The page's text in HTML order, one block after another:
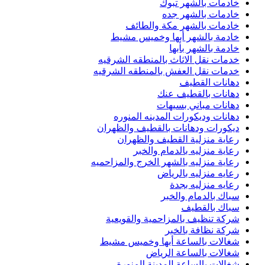
خادمات بالشهر تبوك
خادمات بالشهر جده
خادمات بالشهر مكة والطائف
خادمة بالشهر أبها وخميس مشيط
خادمة بالشهر بأبها
خدمات نقل الاثاث بالمنطقه الشرقيه
خدمات نقل العفش بالمنطقه الشرقيه
دهانات القطيف
دهانات بالقطيف عنك
دهانات مباني بسيهات
دهانات وديكورات المدينه المنوره
ديكورات ودهانات بالقطيف والظهران
رعاية منزلية القطيف والظهران
رعاية منزليه بالدمام والخبر
رعاية منزليه بالشهر الخرج والمزاحميه
رعايه منزليه بالرياض
رعايه منزليه بجدة
سباك بالدمام والخبر
سباك بالقطيف
شركة تنظيف بالمزاحمية والقويعية
شركة نظافة بالخبر
شغالات بالساعة أبها وخميس مشيط
شغالات بالساعة الرياض